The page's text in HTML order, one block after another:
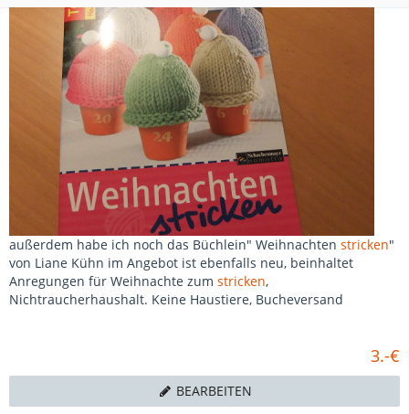
außerdem habe ich noch das Büchlein" Weihnachten stricken"
von Liane Kühn im Angebot ist ebenfalls neu, beinhaltet
Anregungen für Weihnachte zum stricken,
Nichtraucherhaushalt. Keine Haustiere, Bucheversand
3.-€
BEARBEITEN